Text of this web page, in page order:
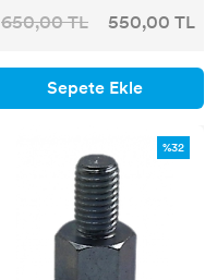
650,00 TL 550,00 TL
Sepete Ekle
%32